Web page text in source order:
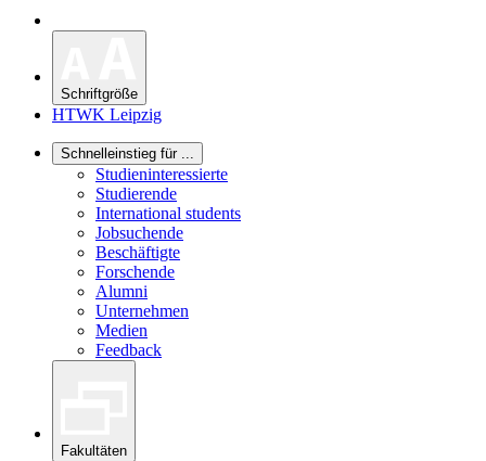
Schriftgröße
HTWK Leipzig
Schnelleinstieg für ...
Studieninteressierte
Studierende
International students
Jobsuchende
Beschäftigte
Forschende
Alumni
Unternehmen
Medien
Feedback
Fakultäten